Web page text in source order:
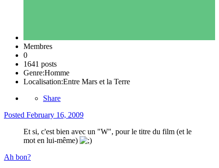
Membres
0
1641 posts
Genre:Homme
Localisation:Entre Mars et la Terre
Share
Posted February 16, 2009
Et si, c'est bien avec un "W", pour le titre du film (et le
mot en lui-même)
Ah bon?